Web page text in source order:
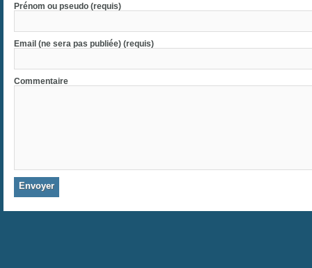
Prénom ou pseudo (requis)
Email (ne sera pas publiée) (requis)
Commentaire